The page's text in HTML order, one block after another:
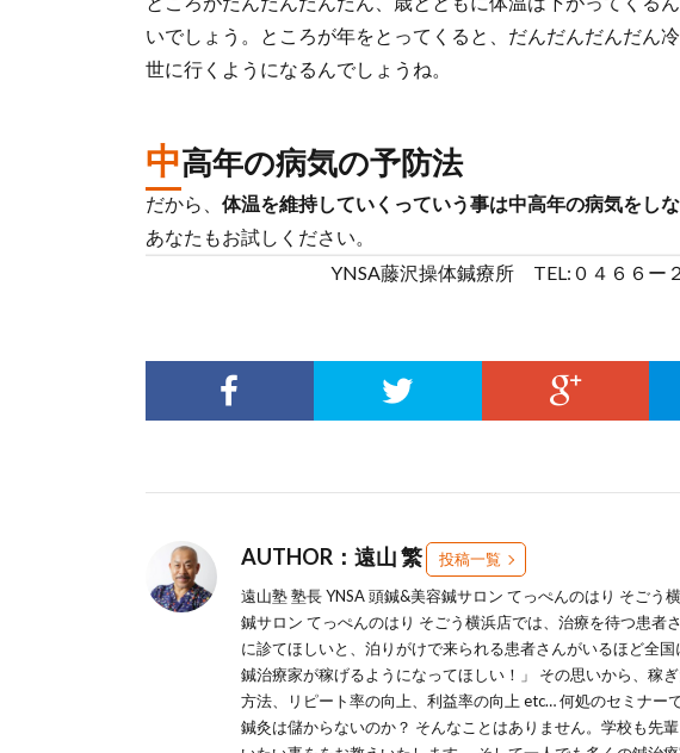
いでしょう。ところが年をとってくると、だんだんだんだん
世に行くようになるんでしょうね。
中高年の病気の予防法
だから、 体温を維持していくっていう事は中高年の病気をし
あなたもお試しください。
YNSA藤沢操体鍼療所 TEL:０４６６ー
AUTHOR：遠山 繁
投稿一覧
遠山塾 塾長 YNSA 頭鍼&美容鍼サロン てっぺんのはり そごう
鍼サロン てっぺんのはり そごう横浜店では、治療を待つ患者
に診てほしいと、泊りがけで来られる患者さんがいるほど全
鍼治療家が稼げるようになってほしい！」 その思いから、稼
方法、リピート率の向上、利益率の向上 etc… 何処のセミナー
鍼灸は儲からないのか？ そんなことはありません。学校も先